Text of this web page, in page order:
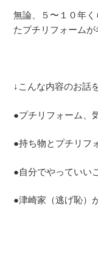
無論、５〜１０年
たプチリフォームが
↓こんな内容のお話
●プチリフォーム、
●持ち物とプチリフ
●自分でやっていい
●津崎家（逃げ恥）